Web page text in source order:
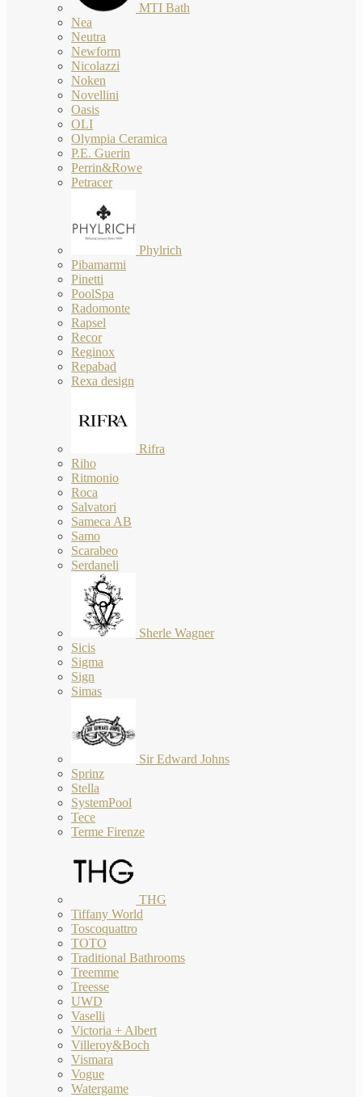
MTI Bath
Nea
Neutra
Newform
Nicolazzi
Noken
Novellini
Oasis
OLI
Olympia Ceramica
P.E. Guerin
Perrin&Rowe
Petracer
Phylrich
Pibamarmi
Pinetti
PoolSpa
Radomonte
Rapsel
Recor
Reginox
Repabad
Rexa design
Rifra
Riho
Ritmonio
Roca
Salvatori
Sameca AB
Samo
Scarabeo
Serdaneli
Sherle Wagner
Sicis
Sigma
Sign
Simas
Sir Edward Johns
Sprinz
Stella
SystemPool
Tece
Terme Firenze
THG
Tiffany World
Toscoquattro
TOTO
Traditional Bathrooms
Treemme
Treesse
UWD
Vaselli
Victoria + Albert
Villeroy&Boch
Vismara
Vogue
Watergame